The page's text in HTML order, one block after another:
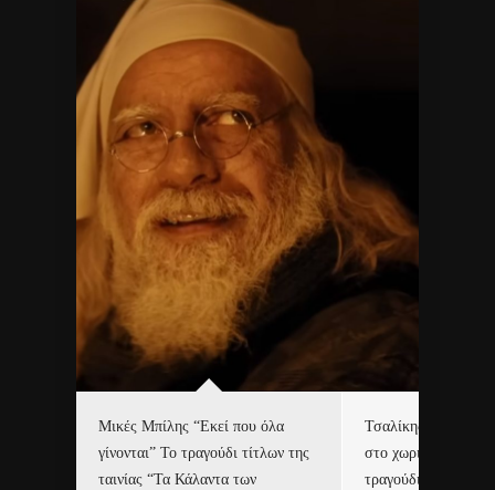
Μικές Μπίλης “Εκεί που όλα
γίνονται” Το τραγούδι τίτλων της
ταινίας “Τα Κάλαντα των
Τσαλίκης,
στο χωριό του Άι
τραγούδι και video